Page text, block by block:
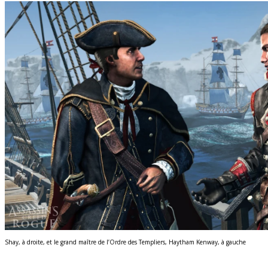
Shay, à droite, et le grand maître de l’Ordre des Templiers, Haytham Kenway, à gauche